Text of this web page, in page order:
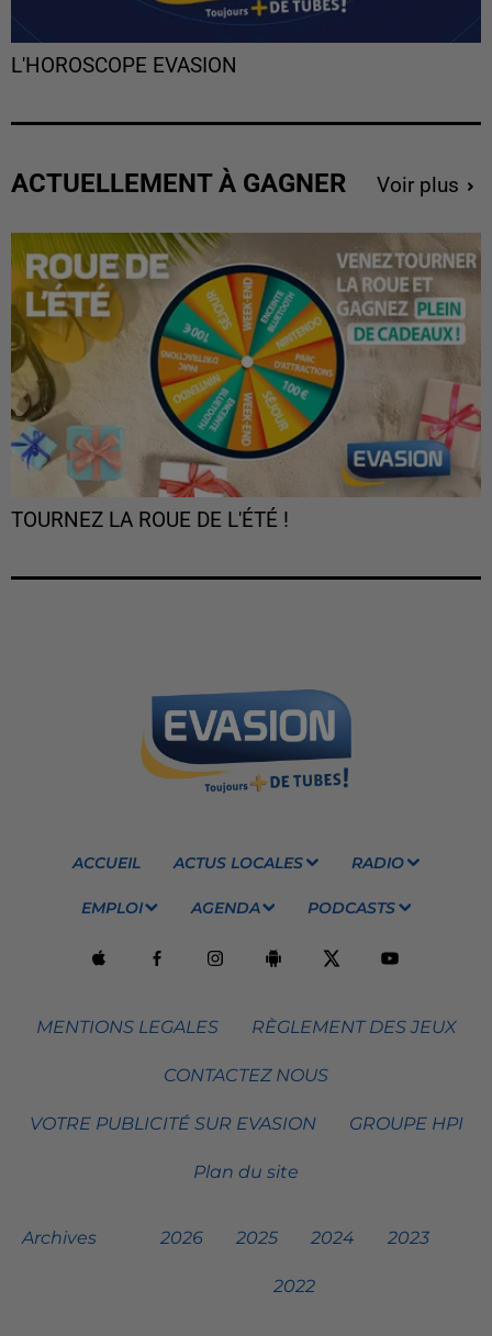
L'HOROSCOPE EVASION
ACTUELLEMENT À GAGNER Voir plus
TOURNEZ LA ROUE DE L'ÉTÉ !
ACCUEIL ACTUS LOCALES RADIO
EMPLOI AGENDA PODCASTS
MENTIONS LEGALES RÈGLEMENT DES JEUX
CONTACTEZ NOUS
VOTRE PUBLICITÉ SUR EVASION GROUPE HPI
Plan du site
Archives 2026 2025 2024 2023
2022